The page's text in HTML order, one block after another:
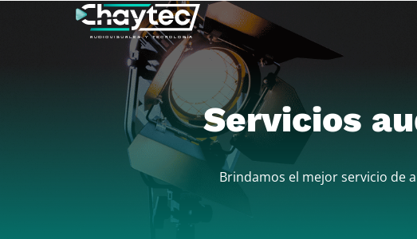
Servicios
Brindamos el mejor servicio de